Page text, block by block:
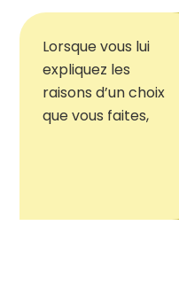
Lorsque vous lui
expliquez les
raisons d’un choix
que vous faites,